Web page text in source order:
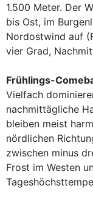
1.500 Meter. Der
bis Ost, im
Nordostwind auf
vier Grad,
Frühlings-
Vielfach
nachmittägliche
bleiben meist
nördlichen
zwischen minus
Frost im Westen